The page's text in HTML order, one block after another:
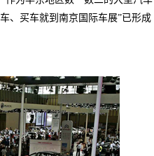
、买车就到南京国际车展”已形成